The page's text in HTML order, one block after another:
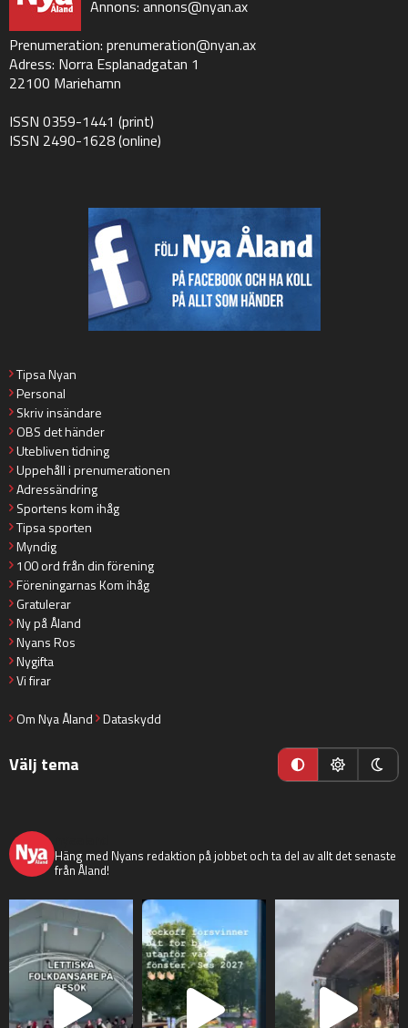
Annons: annons@nyan.ax
Prenumeration: prenumeration@nyan.ax
Adress: Norra Esplanadgatan 1
22100 Mariehamn
ISSN 0359-1441 (print)
ISSN 2490-1628 (online)
Tipsa Nyan
Personal
Skriv insändare
OBS det händer
Utebliven tidning
Uppehåll i prenumerationen
Adressändring
Sportens kom ihåg
Tipsa sporten
Myndig
100 ord från din förening
Föreningarnas Kom ihåg
Gratulerar
Ny på Åland
Nyans Ros
Nygifta
Vi firar
Om Nya Åland Dataskydd
Välj tema
Häng med Nyans redaktion på jobbet och ta del av allt det senaste
från Åland!